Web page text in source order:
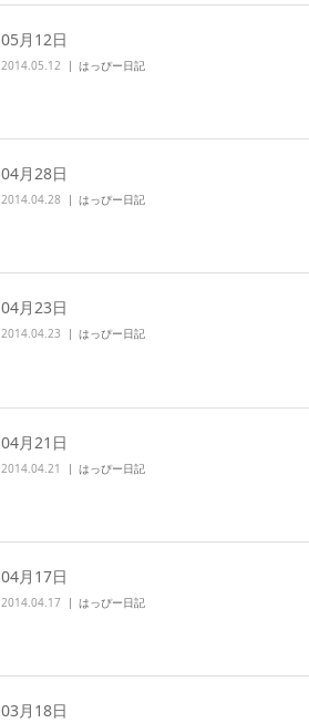
05月12日
2014.05.12 はっぴー日記
04月28日
2014.04.28 はっぴー日記
04月23日
2014.04.23 はっぴー日記
04月21日
2014.04.21 はっぴー日記
04月17日
2014.04.17 はっぴー日記
03月18日